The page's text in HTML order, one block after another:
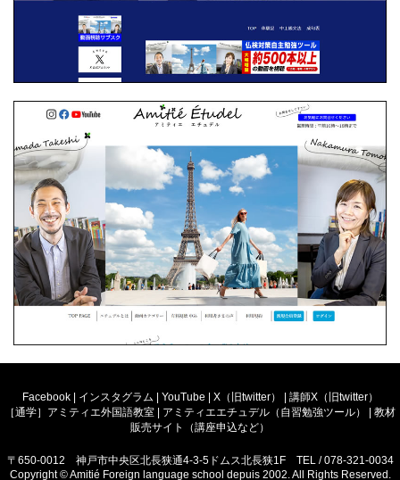
Facebook インスタグラム YouTube X（旧twitter）
講師X（旧twitter）
［通学］アミティエ外国語教室
アミティエエチュデル（自習勉強ツール）
教材
販売サイト（講座申込など）
〒650-0012 神戸市中央区北長狭通4-3-5ドムス北長狭1F TEL / 078-321-0034
Copyright © Amitié Foreign language school depuis 2002. All Rights Reserved.